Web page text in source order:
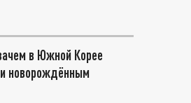
в Южной Корее
новорождённым